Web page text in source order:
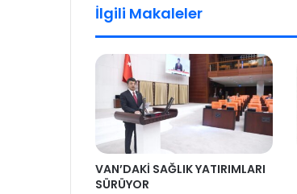
İlgili Makaleler
VAN’DAKİ SAĞLIK YATIRIMLARI
SÜRÜYOR